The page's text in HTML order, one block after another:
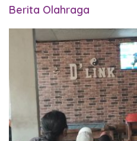
Berita Olahraga